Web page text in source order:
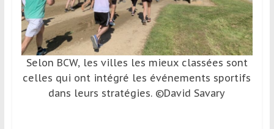
l’étranger
pour
assouvir
leur
passion,
Selon BCW, les villes les mieux classées sont
celles qui ont intégré les événements sportifs
dans leurs stratégies. ©David Savary